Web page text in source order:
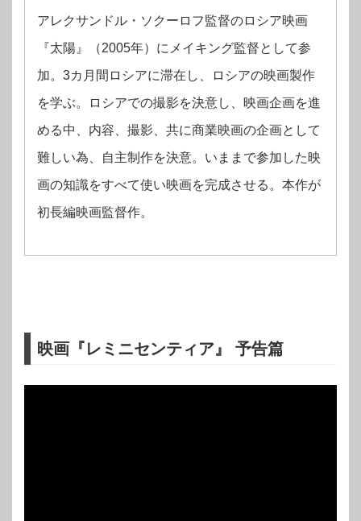
アレクサンドル・ソクーロフ監督のロシア映画
『太陽』（2005年）に メイキング監督として参
加。3カ月間ロシアに滞在し、ロシアの映画製作
を学ぶ。
ロシアでの撮影を決意し、映画企画を進
める中、 内容、撮影、共に商業映画の企画として
難しい為、自主制作を決意。 いままで参加した映
画の知識をすべて使い映画を完成させる。本作が
初長編映画監督作。
映画『レミニセンティア』 予告篇